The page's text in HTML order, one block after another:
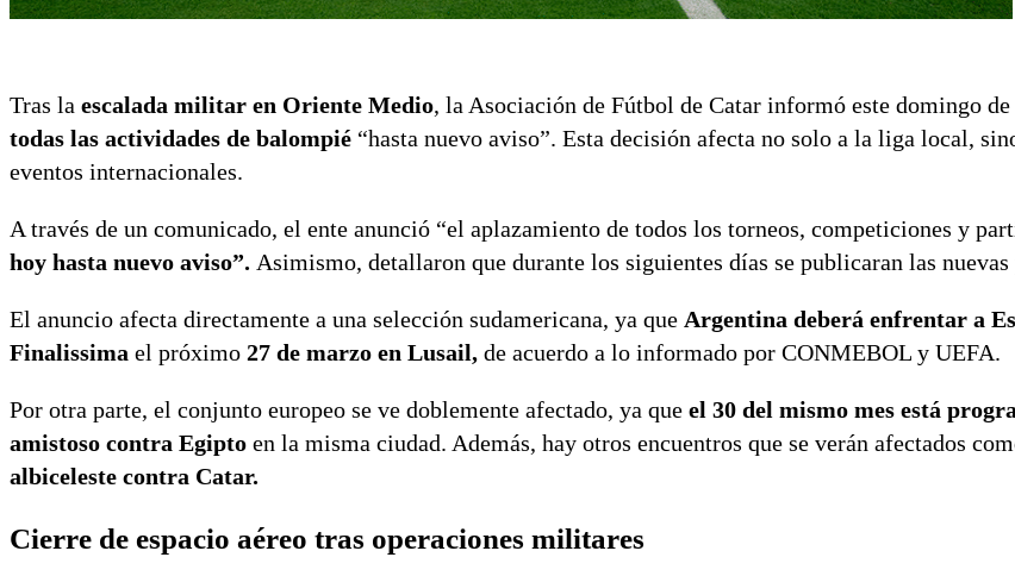
Tras la escalada militar en Oriente Medio, la Asociación de Fútbol de Catar informó este domingo
todas las actividades de balompié “hasta nuevo aviso”. Esta decisión afecta no solo a la liga local,
eventos internacionales.
A través de un comunicado, el ente anunció “el aplazamiento de todos los torneos, competiciones y
hoy hasta nuevo aviso”. Asimismo, detallaron que durante los siguientes días se publicaran las
El anuncio afecta directamente a una selección sudamericana, ya que Argentina deberá enfrentar a
Finalissima el próximo 27 de marzo en Lusail, de acuerdo a lo informado por CONMEBOL y UEFA.
Por otra parte, el conjunto europeo se ve doblemente afectado, ya que el 30 del mismo mes está
amistoso contra Egipto en la misma ciudad. Además, hay otros encuentros que se verán afectados
albiceleste contra Catar.
Cierre de espacio aéreo tras operaciones militares